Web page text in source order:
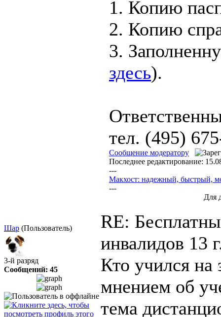
1. Копию
2. Копию
3.
здесь).
тел. (495)
Сообщение модератору
Последнее редактирование:
---
Макхост: надежный, быстрый,
---
Для
Шар (Пользователь)
3-й разряд
Сообщений: 45
RE:
инвалидов 13
Кто учился на
мнением об
тема